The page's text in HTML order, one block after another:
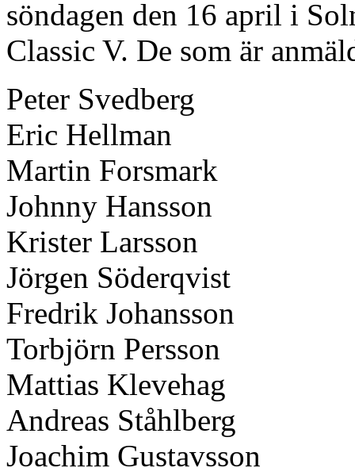
söndagen den 16 april i
Classic V. De som är
Peter Svedberg
Eric Hellman
Martin Forsmark
Johnny Hansson
Krister Larsson
Jörgen Söderqvist
Fredrik Johansson
Torbjörn Persson
Mattias Klevehag
Andreas Ståhlberg
Joachim Gustavsson